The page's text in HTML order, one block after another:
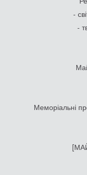
-
-
Меморіальні